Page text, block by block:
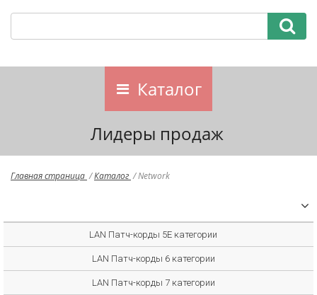
Каталог
Лидеры продаж
Главная страница /Каталог /Network
LAN Патч-корды 5E категории
LAN Патч-корды 6 категории
LAN Патч-корды 7 категории